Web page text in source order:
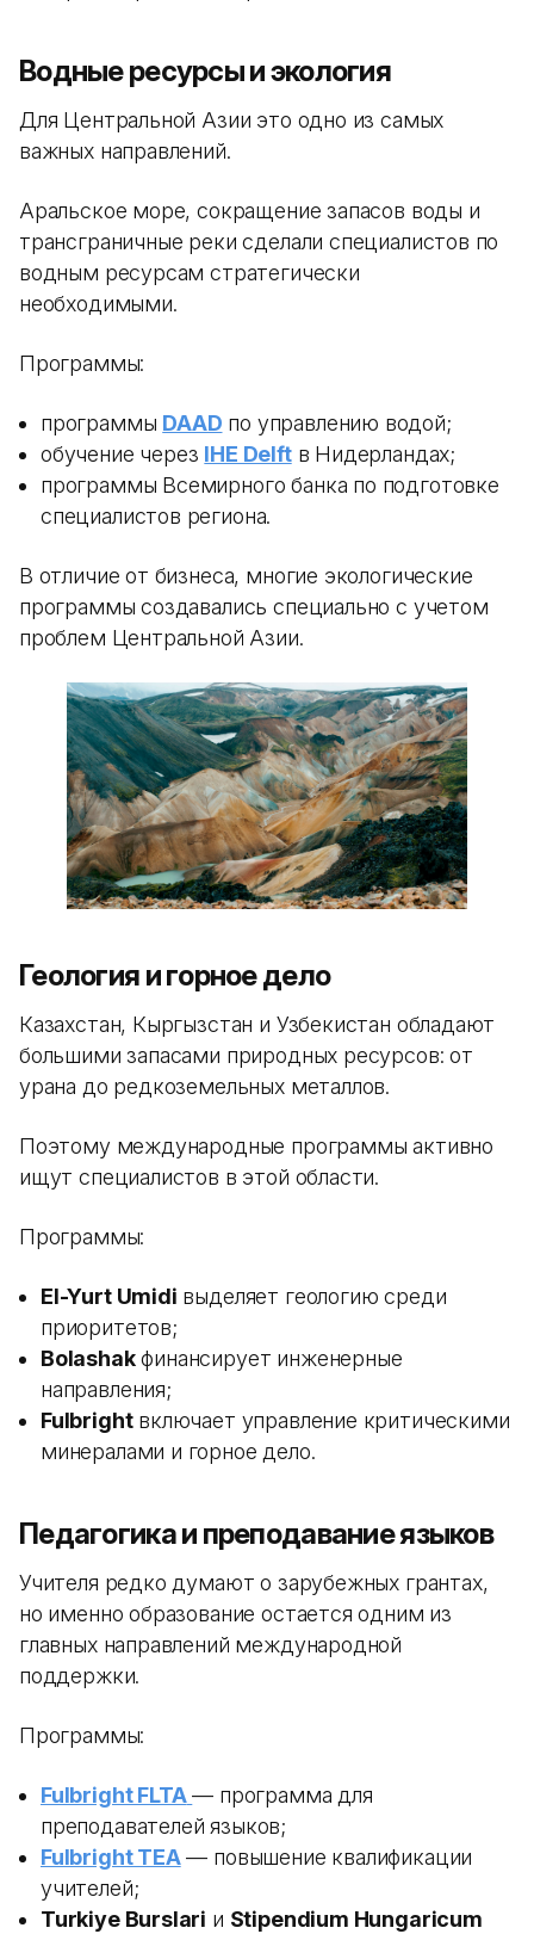
Водные ресурсы и экология
Для Центральной Азии это одно из самых
важных направлений.
Аральское море, сокращение запасов воды и
трансграничные реки сделали специалистов по
водным ресурсам стратегически
необходимыми.
Программы:
программы DAAD по управлению водой;
обучение через IHE Delftв Нидерландах;
программы Всемирного банка по подготовке
специалистов региона.
В отличие от бизнеса, многие экологические
программы создавались специально с учетом
проблем Центральной Азии.
Геология и горное дело
Казахстан, Кыргызстан и Узбекистан обладают
большими запасами природных ресурсов: от
урана до редкоземельных металлов.
Поэтому международные программы активно
ищут специалистов в этой области.
Программы:
El-Yurt Umidi выделяет геологию среди
приоритетов;
Bolashakфинансирует инженерные
направления;
Fulbrightвключает управление критическими
минералами и горное дело.
Педагогика и преподавание языков
Учителя редко думают о зарубежных грантах,
но именно образование остается одним из
главных направлений международной
поддержки.
Программы:
Fulbright FLTA — программа для
преподавателей языков;
Fulbright TEA— повышение квалификации
учителей;
Turkiye Burslari и Stipendium Hungaricum